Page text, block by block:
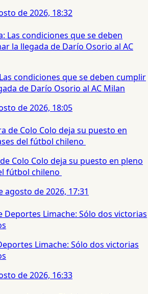
de 2026, 18:32
condiciones que se deben cumplir
de Darío Osorio al AC Milan
de 2026, 18:05
Colo Colo deja su puesto en pleno
fútbol chileno
agosto de 2026, 17:31
Limache: Sólo dos victorias
de 2026, 16:33